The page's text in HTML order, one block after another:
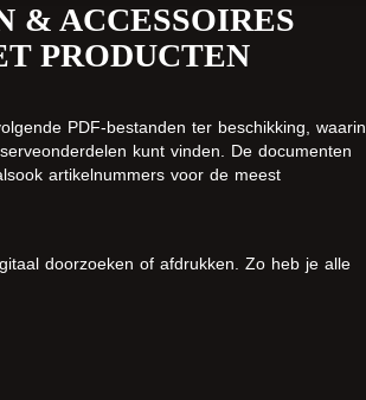
& ACCESSOIRES
PRODUCTEN
PDF-bestanden ter beschikking, waarin
kunt vinden. De documenten
artikelnummers voor de meest
doorzoeken of afdrukken. Zo heb je alle